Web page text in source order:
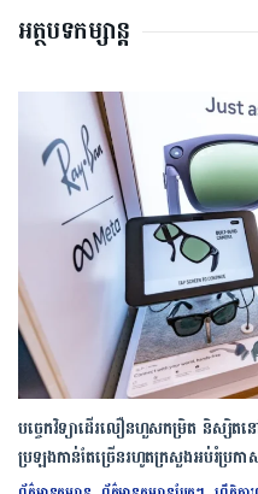
អត្ថបទកម្សាន្ត
បច្ចេកវិទ្យាដើរលឿនហួសកម្រិត និស្សិតនៅ
ប្រឡងកាន់តែច្រើនរហូតក្រសួងអប់រំប្រកា